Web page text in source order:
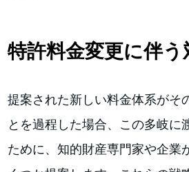
特許料金変更に伴う
提案された新しい料金体系がそ
とを過程した場合、この多岐に
ために、知的財産専門家や企業